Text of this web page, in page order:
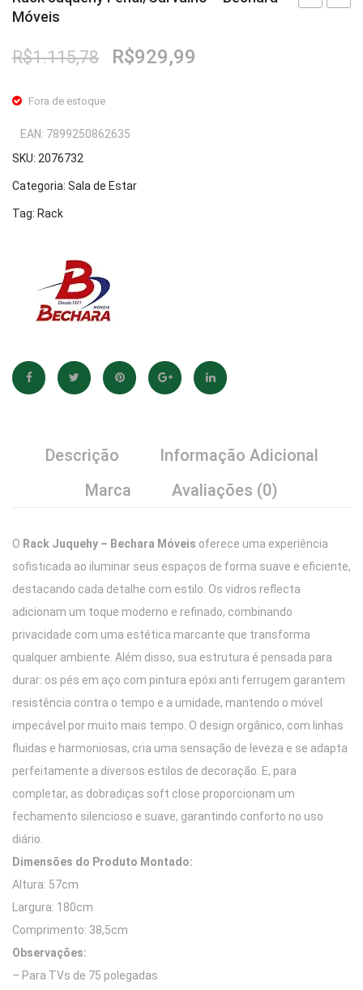
Móveis
R$1.115,78
O
R$1.115,78.
R$929,99
Fora de estoque
SKU: 2076732
Categoria: Sala de Estar
Tag: Rack
EAN: 7899250862635
Descrição
Informação Adicional
Marca
Avaliações (0)
O Rack Juquehy – Bechara Móveis oferece uma experiência
sofisticada ao iluminar seus espaços de forma suave e eficiente,
destacando cada detalhe com estilo. Os vidros reflecta
adicionam um toque moderno e refinado, combinando
privacidade com uma estética marcante que transforma
qualquer ambiente. Além disso, sua estrutura é pensada para
durar: os pés em aço com pintura epóxi anti ferrugem garantem
resistência contra o tempo e a umidade, mantendo o móvel
impecável por muito mais tempo. O design orgânico, com linhas
fluidas e harmoniosas, cria uma sensação de leveza e se adapta
perfeitamente a diversos estilos de decoração. E, para
completar, as dobradiças soft close proporcionam um
fechamento silencioso e suave, garantindo conforto no uso
diário.
Dimensões do Produto Montado:
Altura: 57cm
Largura: 180cm
Comprimento: 38,5cm
Observações:
– Para TVs de 75 polegadas